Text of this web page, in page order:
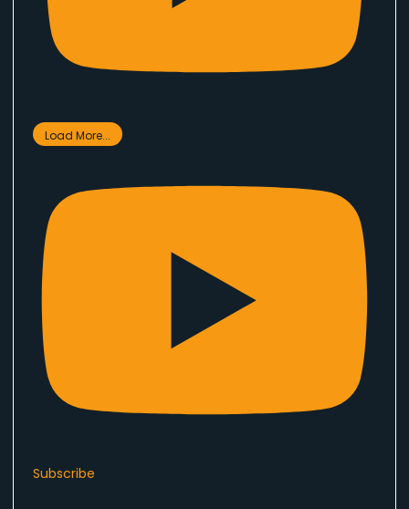
Load More...
Subscribe